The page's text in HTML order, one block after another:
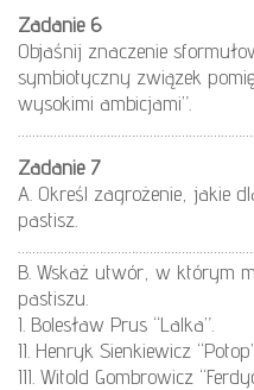
Zadanie 6
Objaśnij znaczenie
symbiotyczny związek
wysokimi ambicjami”.
Zadanie 7
A. Określ zagrożenie, jakie
pastisz.
B. Wskaż utwór, w którym
pastiszu.
I. Bolesław Prus “Lalka”.
II. Henryk Sienkiewicz
III. Witold Gombrowicz